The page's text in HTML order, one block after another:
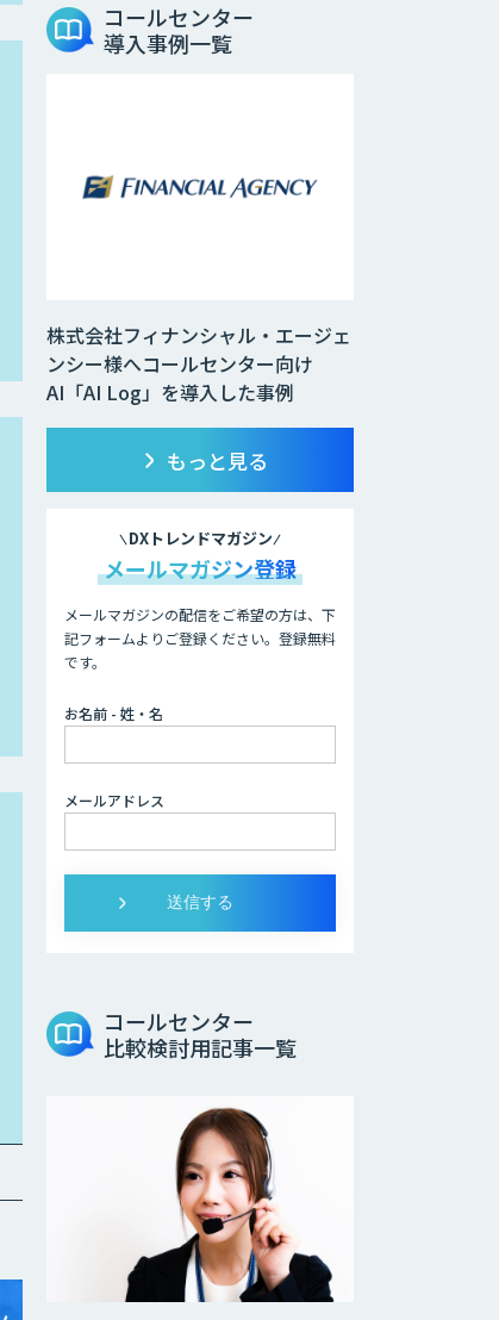
コールセンター
導入事例一覧
株式会社フィナンシャル・エージェ
ンシー様へコールセンター向け
AI「AI Log」を導入した事例
もっと見る
DXトレンドマガジン
メールマガジン登録
メールマガジンの配信をご希望の方は、下
記フォームよりご登録ください。登録無料
です。
お名前 - 姓・名
メールアドレス
コールセンター
比較検討用記事一覧